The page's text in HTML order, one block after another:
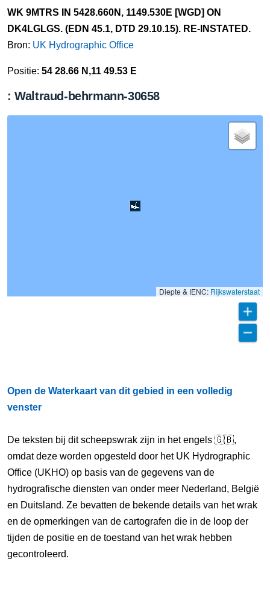
WK 9MTRS IN 5428.660N, 1149.530E [WGD] ON
DK4LGLGS. (EDN 45.1, DTD 29.10.15). RE-INSTATED.
Bron: UK Hydrographic Office
Positie: 54 28.66 N,11 49.53 E
: Waltraud-behrmann-30658
Diepte & IENC: Rijkswaterstaat
Open de Waterkaart van dit gebied in een volledig
venster
De teksten bij dit scheepswrak zijn in het engels 🇬🇧,
omdat deze worden opgesteld door het UK Hydrographic
Office (UKHO) op basis van de gegevens van de
hydrografische diensten van onder meer Nederland, België
en Duitsland. Ze bevatten de bekende details van het wrak
en de opmerkingen van de cartografen die in de loop der
tijden de positie en de toestand van het wrak hebben
gecontroleerd.